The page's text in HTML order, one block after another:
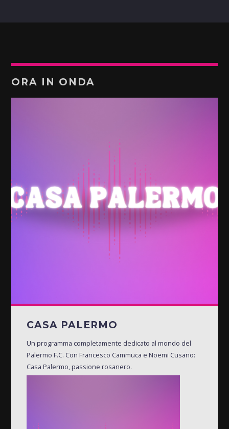
ORA IN ONDA
CASA PALERMO
Un programma completamente dedicato al mondo del
Palermo F.C. Con Francesco Cammuca e Noemi Cusano:
Casa Palermo, passione rosanero.